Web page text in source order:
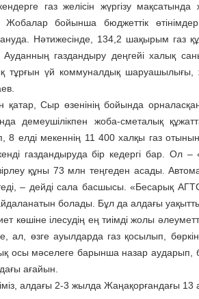
газ желісін жүргізу мақсатында
Жобалар бойынша бюджеттік
Нәтижесінде, 134,2 шақырым газ
газдандыру деңгейі халық
тұрғын үй коммуналдық шаруашылығы,
қатар, Сыр өзенінің бойында
демеушілікпен жоба-сметалық
8 елді мекеннің 11 400 халқы газ
газдандыруда бір кедергі бар. Ол
құны 73 млн теңгеден асады.
– дейді сала басшысы. «Бесарық
болады. Бұл да алдағы
көшіне ілесудің ең тиімді жолы
ал, өзге ауылдарда газ қосылып,
осы мәселеге барынша назар аударып, біз
ағайын.
алдағы 2-3 жылда Жаңақорғандағы